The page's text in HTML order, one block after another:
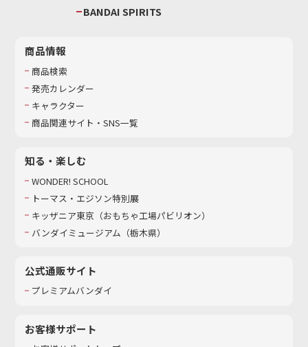
BANDAI SPIRITS
商品情報
商品検索
発売カレンダー
キャラクター
商品関連サイト・SNS一覧
知る・楽しむ
WONDER! SCHOOL
トーマス・エジソン特別展
キッザニア東京（おもちゃ工場パビリオン）​
バンダイミュージアム（栃木県）
公式通販サイト
プレミアムバンダイ
お客様サポート